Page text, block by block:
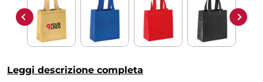
Leggi descrizione completa